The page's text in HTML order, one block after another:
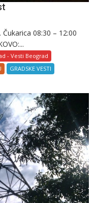
08:30 – 12:00
- Vesti Beograd
GRADSKE VESTI